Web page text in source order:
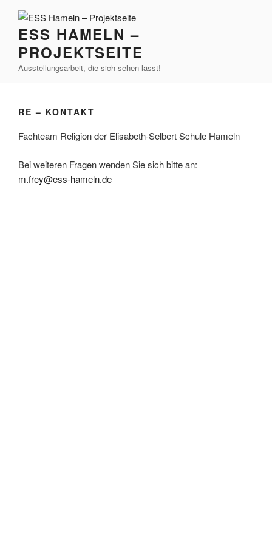
Inhalt
springenESS HAMELN –
PROJEKTSEITE
Ausstellungsarbeit, die sich sehen lässt!
RE – KONTAKT
Fachteam Religion der Elisabeth-Selbert Schule Hameln
Bei weiteren Fragen wenden Sie sich bitte an:
m.frey@ess-hameln.de